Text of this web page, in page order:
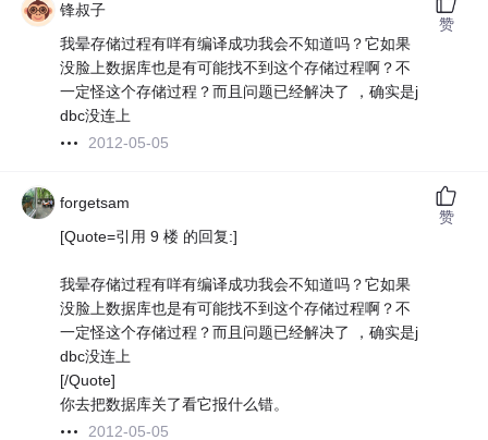
锋叔子
我晕存储过程有咩有编译成功我会不知道吗？它如果
没脸上数据库也是有可能找不到这个存储过程啊？不
一定怪这个存储过程？而且问题已经解决了 ，确实是j
dbc没连上
2012-05-05
赞
forgetsam
[Quote=引用 9 楼 的回复:]
我晕存储过程有咩有编译成功我会不知道吗？它如果
没脸上数据库也是有可能找不到这个存储过程啊？不
一定怪这个存储过程？而且问题已经解决了 ，确实是j
dbc没连上
[/Quote]
你去把数据库关了看它报什么错。
2012-05-05
赞